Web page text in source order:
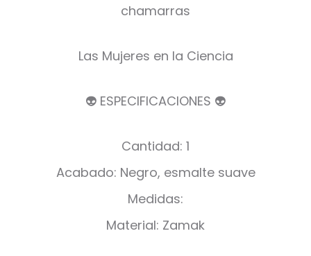
chamarras
Las Mujeres en la Ciencia
👽 ESPECIFICACIONES 👽
Cantidad: 1
Acabado: Negro, esmalte suave
Medidas:
Material: Zamak